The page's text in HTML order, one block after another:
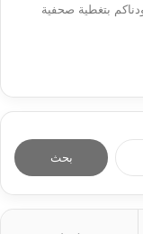
بتغطية صحفية